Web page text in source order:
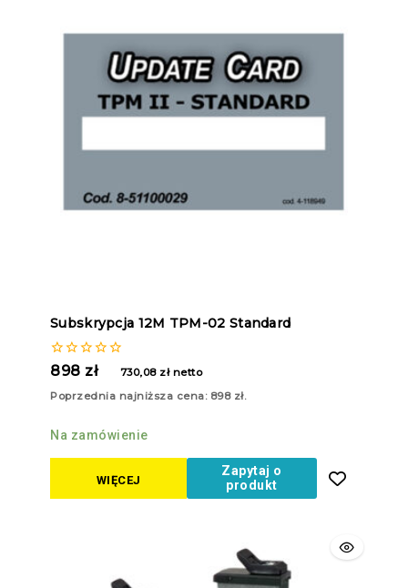
Subskrypcja 12M TPM-02 Standard
0
5
898 zł 730,08 złnetto
Poprzednia najniższa cena: 898 zł.
Na zamówienie
WIĘCEJ
Zapytaj o
produkt